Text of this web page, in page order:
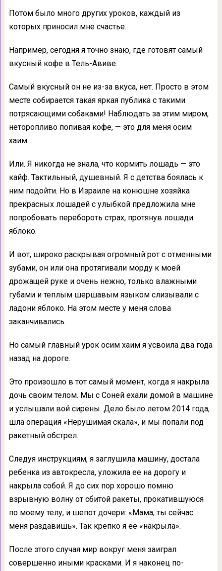
Потом было много других уроков, каждый из
которых приносил мне счастье.
Например, сегодня я точно знаю, где готовят самый
вкусный кофе в Тель-Авиве.
Самый вкусный он не из-за вкуса, нет. Просто в этом
месте собирается такая яркая публика с такими
потрясающими собаками! Наблюдать за этим миром,
неторопливо попивая кофе, — это для меня осим
хаим.
Или. Я никогда не знала, что кормить лошадь — это
кайф. Тактильный, душевный. Я с детства боялась к
ним подойти. Но в Израиле на конюшне хозяйка
прекрасных лошадей с улыбкой предложила мне
попробовать перебороть страх, протянув лошади
яблоко.
И вот, широко раскрывая огромный рот с отменными
зубами, он или она протягивали морду к моей
дрожащей руке и очень нежно, только влажными
губами и теплым шершавым языком слизывали с
ладони яблоко. На этом месте у меня слова
заканчивались.
Но самый главный урок осим хаим я усвоила два года
назад на дороге.
Это произошло в тот самый момент, когда я накрыла
дочь своим телом. Мы с Соней ехали домой в машине
и услышали вой сирены. Дело было летом 2014 года,
шла операция «Нерушимая скала», и мы попали под
ракетный обстрел.
Следуя инструкциям, я заглушила машину, достала
ребенка из автокресла, уложила ее на дорогу и
накрыла собой. Я до сих пор хорошо помню
взрывную волну от сбитой ракеты, прокатившуюся
по моему телу, и шепот дочери: «Мама, ты сейчас
меня раздавишь». Так крепко я ее «накрыла».
После этого случая мир вокруг меня заиграл
совершенно иными красками. И я наконец по-